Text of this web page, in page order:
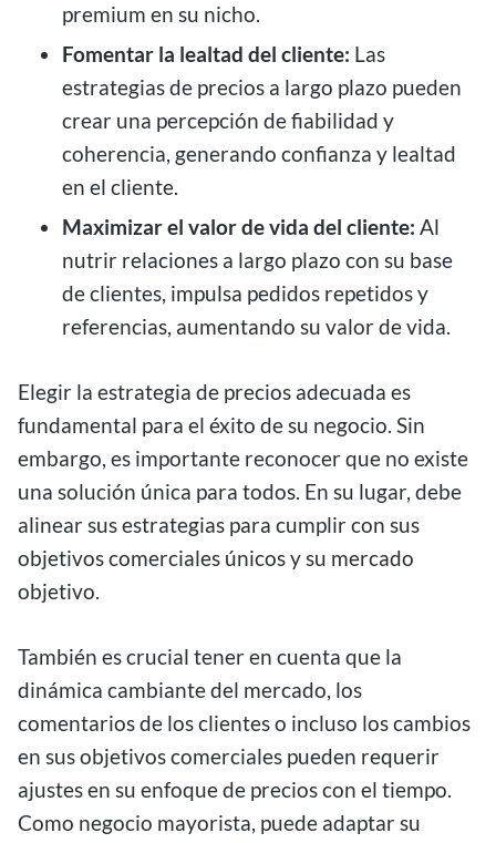
premium en su nicho.
Fomentar la lealtad del cliente: Las
estrategias de precios a largo plazo pueden
crear una percepción de fiabilidad y
coherencia, generando confianza y lealtad
en el cliente.
Maximizar el valor de vida del cliente: Al
nutrir relaciones a largo plazo con su base
de clientes, impulsa pedidos repetidos y
referencias, aumentando su valor de vida.
Elegir la estrategia de precios adecuada es
fundamental para el éxito de su negocio. Sin
embargo, es importante reconocer que no existe
una solución única para todos. En su lugar, debe
alinear sus estrategias para cumplir con sus
objetivos comerciales únicos y su mercado
objetivo.
También es crucial tener en cuenta que la
dinámica cambiante del mercado, los
comentarios de los clientes o incluso los cambios
en sus objetivos comerciales pueden requerir
ajustes en su enfoque de precios con el tiempo.
Como negocio mayorista, puede adaptar su